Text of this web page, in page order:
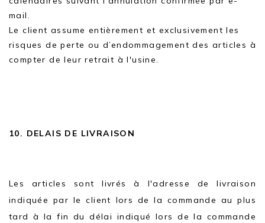
mail.
Le client assume entièrement et exclusivement les
risques de perte ou d’endommagement des articles à
compter de leur retrait à l'usine.
10. DELAIS DE LIVRAISON
Les articles sont livrés à l'adresse de livraison
indiquée par le client lors de la commande au plus
tard à la fin du délai indiqué lors de la commande